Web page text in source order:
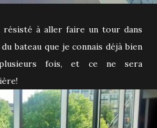
à aller faire un tour dans
bateau que je connais déjà bien
fois, et ce ne sera